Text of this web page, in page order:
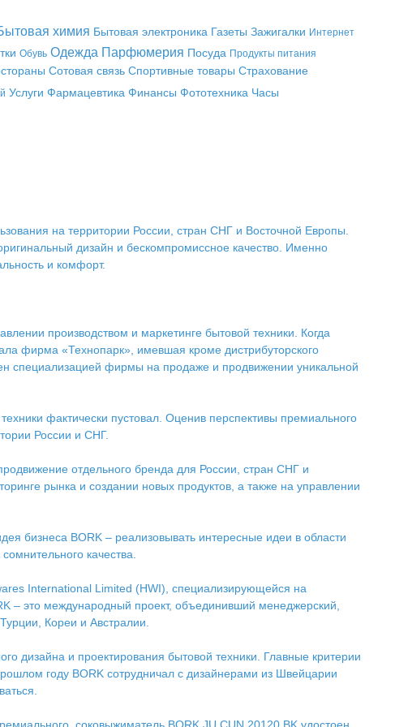
химия Бытовая электроника Газеты Зажигалки Интернет
Обувь Одежда Парфюмерия Посуда Продукты питания
Сотовая связь Спортивные товары Страхование
Услуги Фармацевтика Финансы Фототехника Часы
на территории России, стран СНГ и Восточной Европы.
дизайн и бескомпромиссное качество. Именно
и комфорт.
производством и маркетинге бытовой техники. Когда
фирма «Технопарк», имевшая кроме дистрибуторского
специализацией фирмы на продаже и продвижении уникальной
фактически пустовал. Оценив перспективы премиального
России и СНГ.
отдельного бренда для России, стран СНГ и
рынка и создании новых продуктов, а также на управлении
бизнеса BORK – реализовывать интересные идеи в области
качества.
International Limited (HWI), специализирующейся на
– это международный проект, объединивший менеджерский,
Кореи и Австралии.
дизайна и проектирования бытовой техники. Главные критерии
году BORK сотрудничал с дизайнерами из Швейцарии